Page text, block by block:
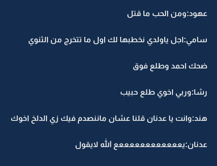
عهود:ومن الحب ما قتل
سامي:اجل ياولدي نخطبها لك اول ما تتخرج من الثنوي
ضحك احمد وطلع فوق
رشا:وربي اخوي طلع حبيب
هند:وانت يا عدنان قلنا عشان ماننصدم فيك زي الدلخ اخوك
عدنان:يععععععععععععع الله لايقول